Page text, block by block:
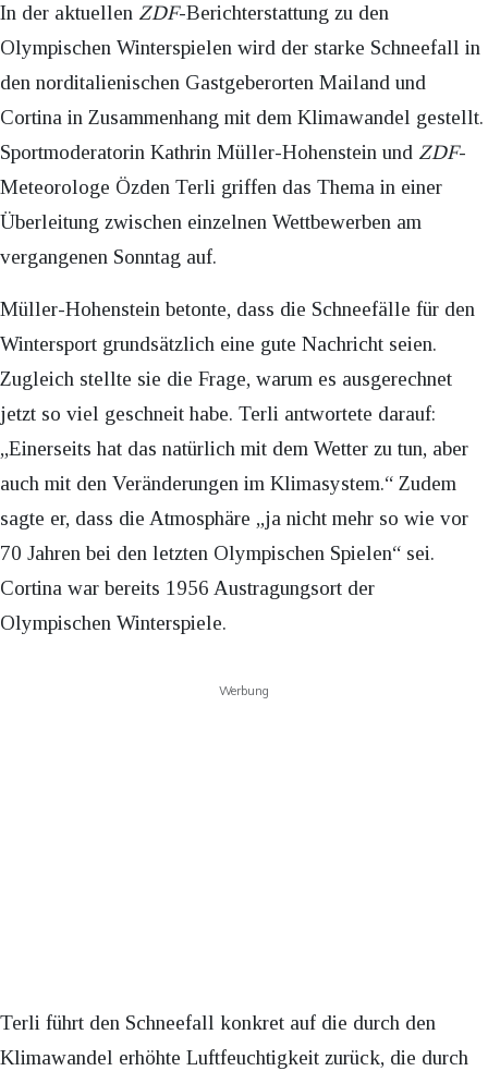
In der aktuellen ZDF-Berichterstattung zu den
Olympischen Winterspielen wird der starke Schneefall in
den norditalienischen Gastgeberorten Mailand und
Cortina in Zusammenhang mit dem Klimawandel gestellt.
Sportmoderatorin Kathrin Müller-Hohenstein und ZDF-
Meteorologe Özden Terli griffen das Thema in einer
Überleitung zwischen einzelnen Wettbewerben am
vergangenen Sonntag auf.
Müller-Hohenstein betonte, dass die Schneefälle für den
Wintersport grundsätzlich eine gute Nachricht seien.
Zugleich stellte sie die Frage, warum es ausgerechnet
jetzt so viel geschneit habe. Terli antwortete darauf:
„Einerseits hat das natürlich mit dem Wetter zu tun, aber
auch mit den Veränderungen im Klimasystem.“ Zudem
sagte er, dass die Atmosphäre „ja nicht mehr so wie vor
70 Jahren bei den letzten Olympischen Spielen“ sei.
Cortina war bereits 1956 Austragungsort der
Olympischen Winterspiele.
Werbung
Terli führt den Schneefall konkret auf die durch den
Klimawandel erhöhte Luftfeuchtigkeit zurück, die durch